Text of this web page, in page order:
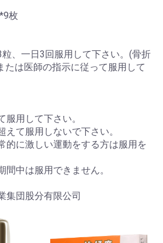
枚
、一日3回服用して下さい。(骨折
たは医師の指示に従って服用して
服用して下さい。
えて服用しないで下さい。
的に激しい運動をする方は服用を
間中は服用できません。
集団股分有限公司